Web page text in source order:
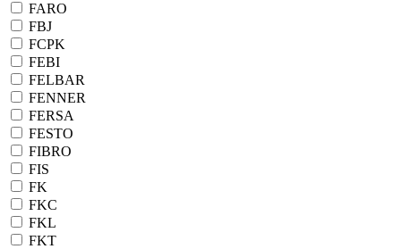
FARO
FBJ
FCPK
FEBI
FELBAR
FENNER
FERSA
FESTO
FIBRO
FIS
FK
FKC
FKL
FKT